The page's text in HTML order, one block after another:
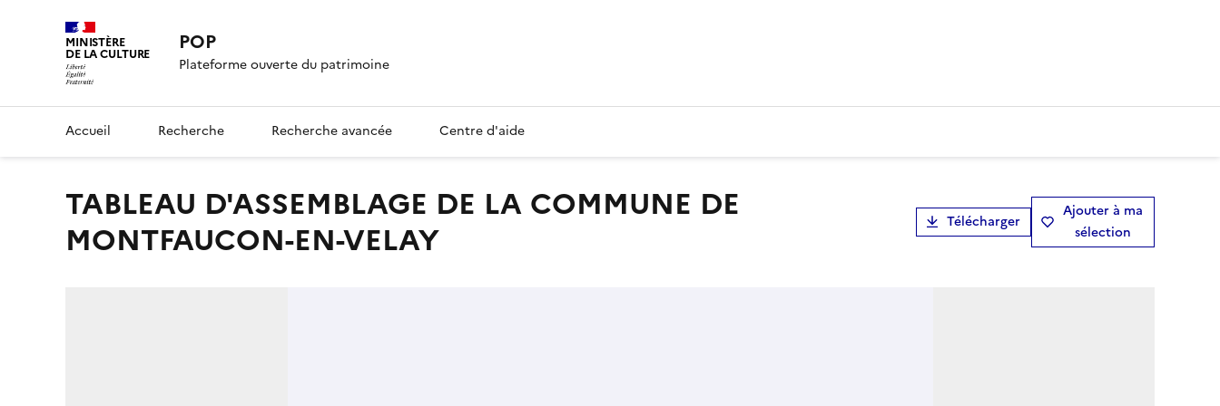
MINISTÈRE
DE LA CULTURE POP
Plateforme ouverte du patrimoine
Accueil Recherche Recherche avancée Centre d'aide
TABLEAU D'ASSEMBLAGE DE LA COMMUNE DE
MONTFAUCON-EN-VELAY
Télécharger
Ajouter à ma
sélection